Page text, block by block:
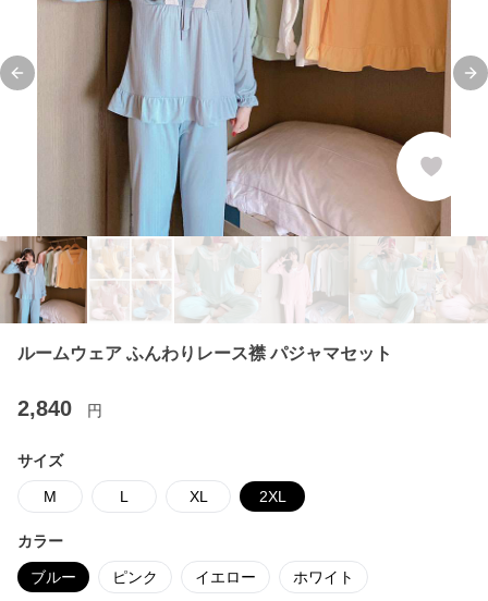
Previous slide
ルームウェア ふんわりレース襟 パジャマセット
2,840 円
サイズ
M L XL 2XL
カラー
ブルー ピンク イエロー ホワイト